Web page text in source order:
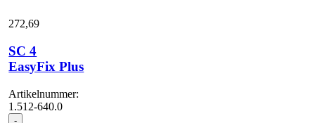
272,69
SC 4
EasyFix Plus
Artikelnummer:
1.512-640.0
- SC